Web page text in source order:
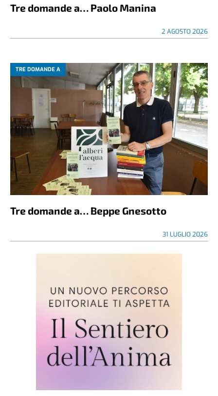
Tre domande a… Paolo Manina
2 AGOSTO 2026
TRE DOMANDE A
Tre domande a… Beppe Gnesotto
31 LUGLIO 2026